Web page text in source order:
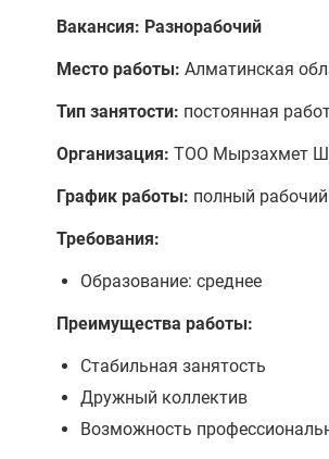
Вакансия: Разнорабочий
Место работы: Алматинская
Тип занятости: постоянная
Организация: ТОО Мырзахмет
График работы: полный
Требования:
Образование: среднее
Преимущества работы:
Стабильная занятость
Дружный коллектив
Возможность